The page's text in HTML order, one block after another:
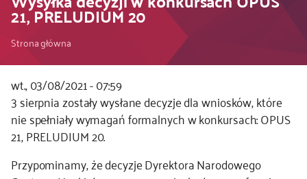
dla wnioskodawców
dla realizujących projekty
dla ekspertów
efekty NCN
21, PRELUDIUM 20
Ścieżka
nawigacyjna
Strona główna
wt., 03/08/2021 - 07:59
3 sierpnia zostały wysłane decyzje dla wniosków, które
nie spełniały wymagań formalnych w konkursach: OPUS
21, PRELUDIUM 20.
Przypominamy, że decyzje Dyrektora Narodowego